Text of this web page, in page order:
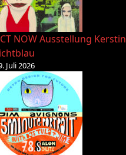
NOW Ausstellung Kerstin
Juli 2026